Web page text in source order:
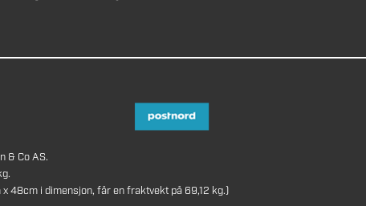
& Co AS.
48cm i dimensjon, får en fraktvekt på 69,12 kg.)